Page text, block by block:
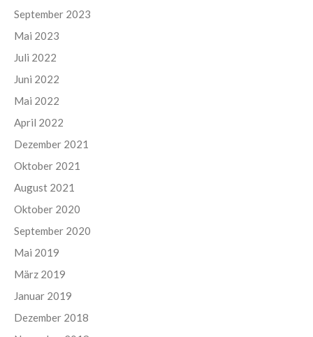
September 2023
Mai 2023
Juli 2022
Juni 2022
Mai 2022
April 2022
Dezember 2021
Oktober 2021
August 2021
Oktober 2020
September 2020
Mai 2019
März 2019
Januar 2019
Dezember 2018